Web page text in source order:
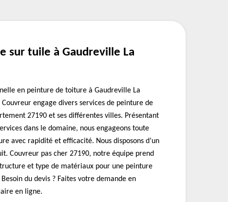
sur tuile à Gaudreville La
en peinture de toiture à Gaudreville La
engage divers services de peinture de
27190 et ses différentes villes. Présentant
dans le domaine, nous engageons toute
avec rapidité et efficacité. Nous disposons d’un
Couvreur pas cher 27190, notre équipe prend
et type de matériaux pour une peinture
du devis ? Faites votre demande en
en ligne.